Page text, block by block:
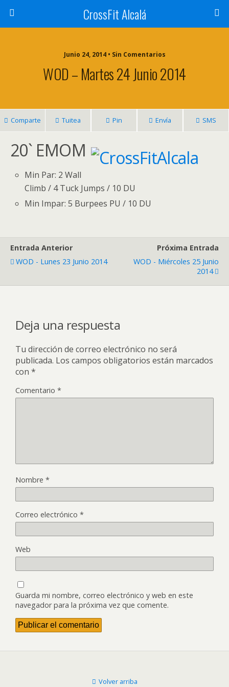
CrossFit Alcalá
Junio 24, 2014 • Sin Comentarios
WOD – Martes 24 Junio 2014
Comparte Tuitea Pin Envía SMS
20` EMOM
Min Par: 2 Wall
Climb / 4 Tuck Jumps / 10 DU
Min Impar: 5 Burpees PU / 10 DU
Entrada Anterior
WOD - Lunes 23 Junio 2014
Próxima Entrada
WOD - Miércoles 25 Junio
2014
Deja una respuesta
Tu dirección de correo electrónico no será
publicada. Los campos obligatorios están marcados
con *
Comentario *
Nombre *
Correo electrónico *
Web
Guarda mi nombre, correo electrónico y web en este
navegador para la próxima vez que comente.
Volver arriba